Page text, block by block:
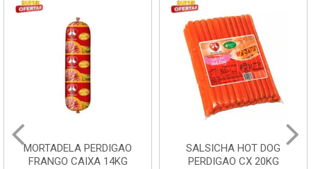
MORTADELA PERDIGAO
FRANGO CAIXA 14KG
SALSICHA HOT DOG
PERDIGAO CX 20KG